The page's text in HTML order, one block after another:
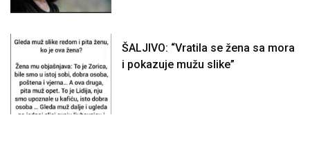
ŠALJIVO: “Vratila se žena sa mora
i pokazuje mužu slike”